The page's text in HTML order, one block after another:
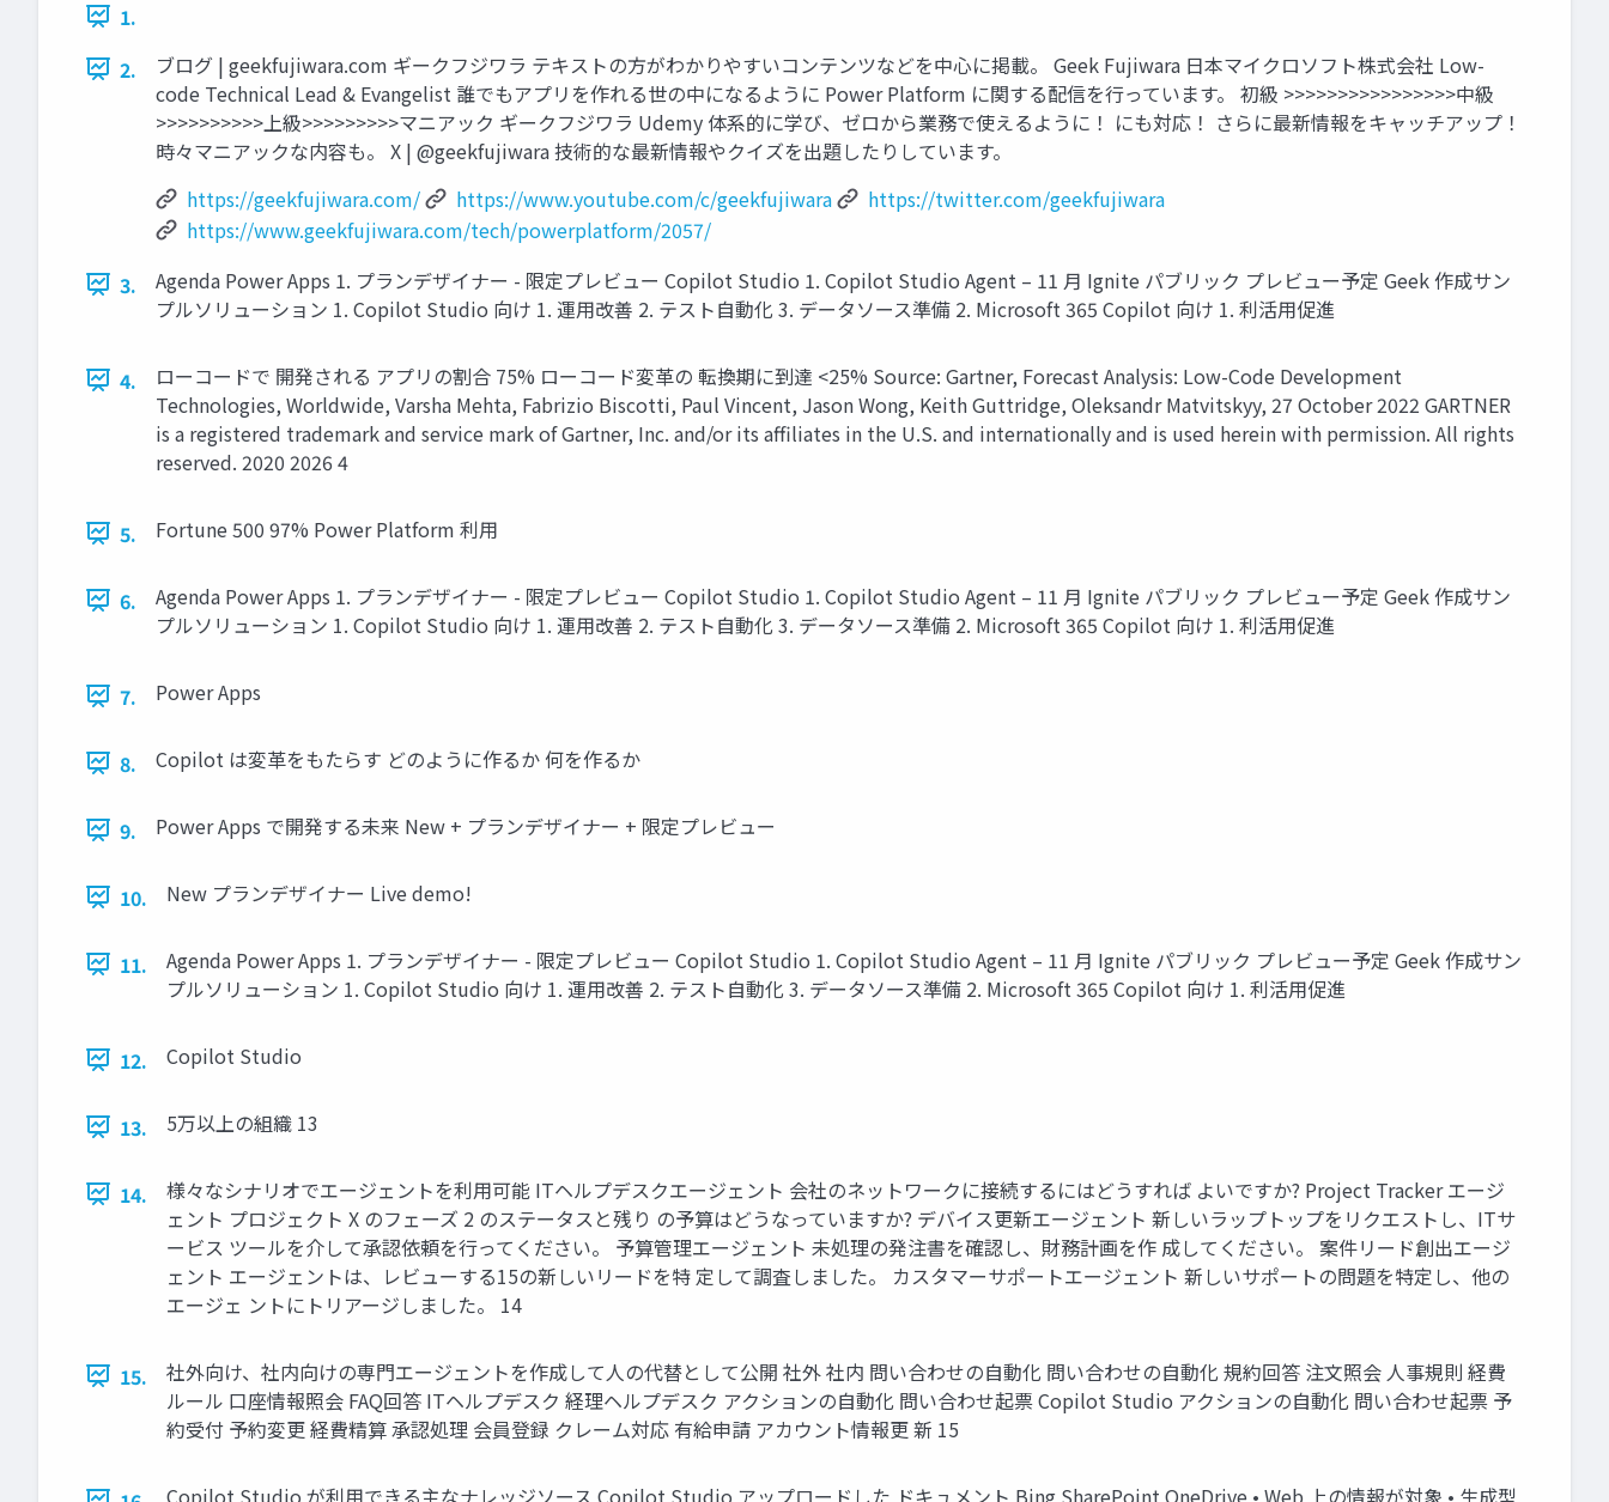
1.
2.
ブログ | geekfujiwara.com ギークフジワラ テキストの方がわかりやすいコンテンツなどを中心に掲載。 Geek Fujiwara 日本マイクロソフト株式会社 Low-
code Technical Lead & Evangelist 誰でもアプリを作れる世の中になるように Power Platform に関する配信を行っています。 初級 >>>>>>>>>>>>>>>>中級
>>>>>>>>>>上級>>>>>>>>>マニアック ギークフジワラ Udemy 体系的に学び、ゼロから業務で使えるように！ にも対応！ さらに最新情報をキャッチアップ！
時々マニアックな内容も。 X | @geekfujiwara 技術的な最新情報やクイズを出題したりしています。
https://geekfujiwara.com/
https://www.youtube.com/c/geekfujiwara
https://twitter.com/geekfujiwara
https://www.geekfujiwara.com/tech/powerplatform/2057/
3.
Agenda Power Apps 1. プランデザイナー - 限定プレビュー Copilot Studio 1. Copilot Studio Agent – 11 月 Ignite パブリック プレビュー予定 Geek 作成サン
プルソリューション 1. Copilot Studio 向け 1. 運用改善 2. テスト自動化 3. データソース準備 2. Microsoft 365 Copilot 向け 1. 利活用促進
4.
ローコードで 開発される アプリの割合 75% ローコード変革の 転換期に到達 <25% Source: Gartner, Forecast Analysis: Low-Code Development
Technologies, Worldwide, Varsha Mehta, Fabrizio Biscotti, Paul Vincent, Jason Wong, Keith Guttridge, Oleksandr Matvitskyy, 27 October 2022 GARTNER
is a registered trademark and service mark of Gartner, Inc. and/or its affiliates in the U.S. and internationally and is used herein with permission. All rights
reserved. 2020 2026 4
5. Fortune 500 97% Power Platform 利用
6.
Agenda Power Apps 1. プランデザイナー - 限定プレビュー Copilot Studio 1. Copilot Studio Agent – 11 月 Ignite パブリック プレビュー予定 Geek 作成サン
プルソリューション 1. Copilot Studio 向け 1. 運用改善 2. テスト自動化 3. データソース準備 2. Microsoft 365 Copilot 向け 1. 利活用促進
7. Power Apps
8. Copilot は変革をもたらす どのように作るか 何を作るか
9. Power Apps で開発する未来 New + プランデザイナー + 限定プレビュー
10. New プランデザイナー Live demo!
11.
Agenda Power Apps 1. プランデザイナー - 限定プレビュー Copilot Studio 1. Copilot Studio Agent – 11 月 Ignite パブリック プレビュー予定 Geek 作成サン
プルソリューション 1. Copilot Studio 向け 1. 運用改善 2. テスト自動化 3. データソース準備 2. Microsoft 365 Copilot 向け 1. 利活用促進
12. Copilot Studio
13. 5万以上の組織 13
14.
様々なシナリオでエージェントを利用可能 ITヘルプデスクエージェント 会社のネットワークに接続するにはどうすれば よいですか? Project Tracker エージ
ェント プロジェクト X のフェーズ 2 のステータスと残り の予算はどうなっていますか? デバイス更新エージェント 新しいラップトップをリクエストし、ITサ
ービス ツールを介して承認依頼を行ってください。 予算管理エージェント 未処理の発注書を確認し、財務計画を作 成してください。 案件リード創出エージ
ェント エージェントは、レビューする15の新しいリードを特 定して調査しました。 カスタマーサポートエージェント 新しいサポートの問題を特定し、他の
エージェ ントにトリアージしました。 14
15.
社外向け、社内向けの専門エージェントを作成して人の代替として公開 社外 社内 問い合わせの自動化 問い合わせの自動化 規約回答 注文照会 人事規則 経費
ルール 口座情報照会 FAQ回答 ITヘルプデスク 経理ヘルプデスク アクションの自動化 問い合わせ起票 Copilot Studio アクションの自動化 問い合わせ起票 予
約受付 予約変更 経費精算 承認処理 会員登録 クレーム対応 有給申請 アカウント情報更 新 15
Copilot Studio が利用できる主なナレッジソース Copilot Studio アップロードした ドキュメント Bing SharePoint OneDrive • Web 上の情報が対象 • 生成型